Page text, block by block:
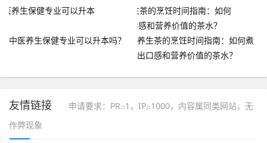
中医养生保健专业可以升本吗？
养生茶的烹饪时间指南：如何煮
出口感和营养价值的茶水？
友情链接
申请要求：PR≥1，IP≥1000，内容属同类网站，无
作弊现象